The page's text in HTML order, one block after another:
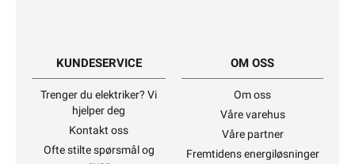
KUNDESERVICE
Trenger du elektriker? Vi
hjelper deg
Kontakt oss
Ofte stilte spørsmål og
OM OSS
Om oss
Våre varehus
Våre partner
Fremtidens energiløsninger